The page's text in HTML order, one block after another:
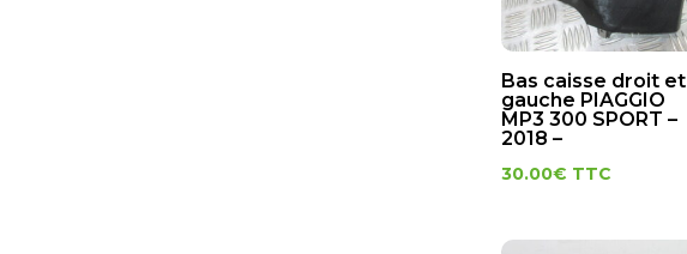
Bas caisse droit et
gauche PIAGGIO
MP3 300 SPORT –
2018 –
30.00€ TTC